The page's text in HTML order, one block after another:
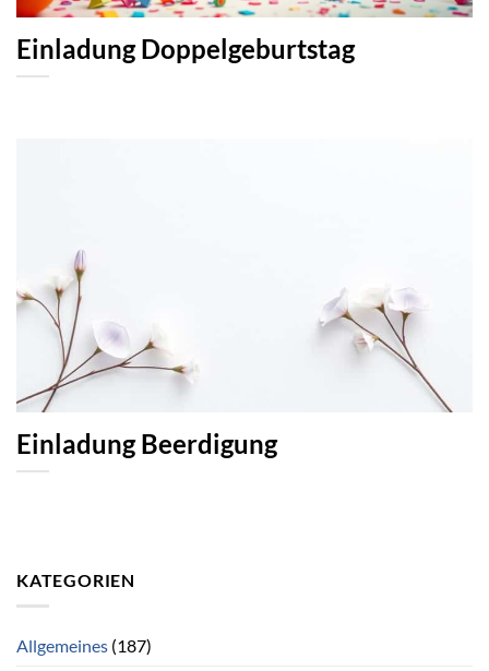
Einladung Doppelgeburtstag
Einladung Beerdigung
KATEGORIEN
Allgemeines (187)